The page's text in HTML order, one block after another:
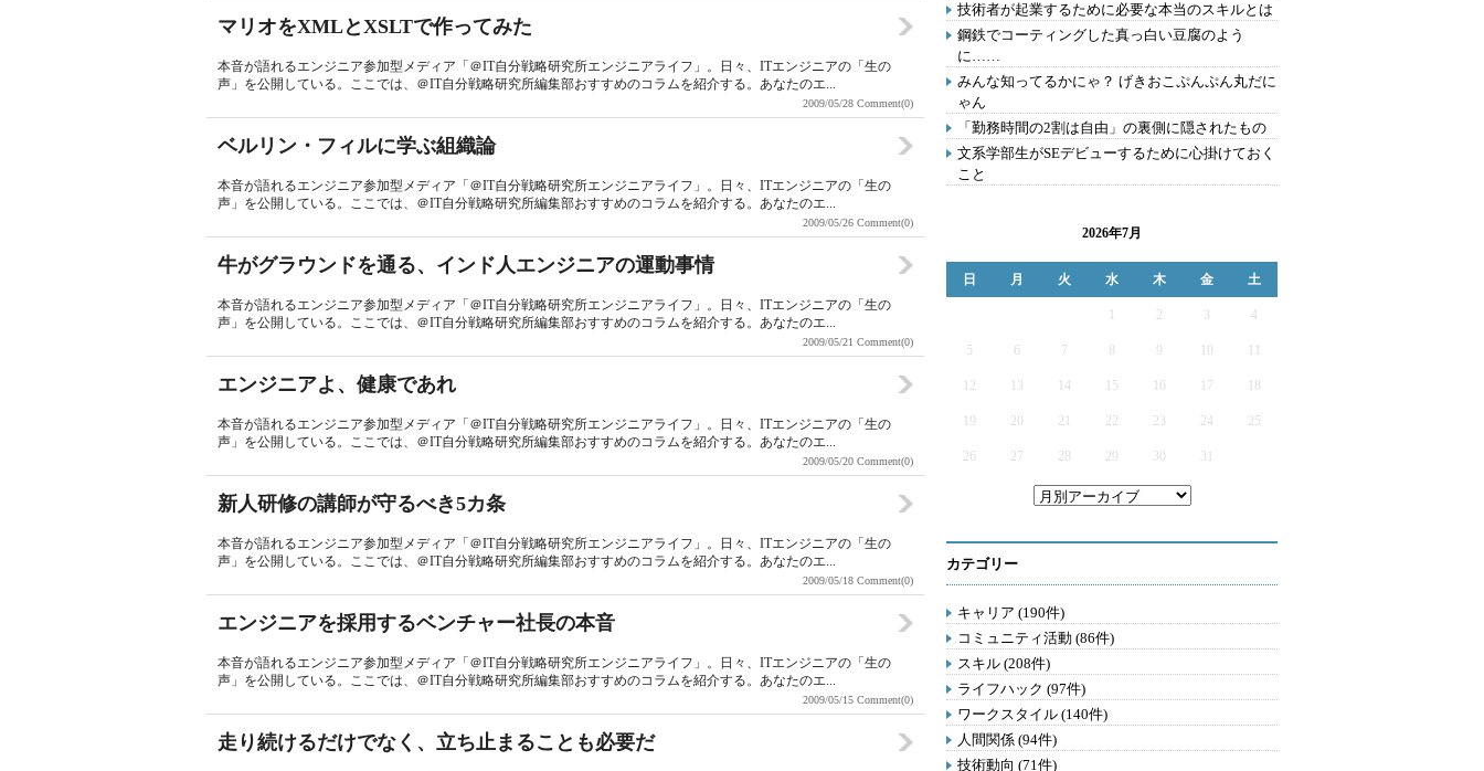
マリオをXMLとXSLTで作ってみた
本音が語れるエンジニア参加型メディア「＠IT自分戦略研究所エンジニアライフ」。日々、ITエンジニアの「生の
声」を公開している。ここでは、＠IT自分戦略研究所編集部おすすめのコラムを紹介する。あなたのエ...
2009/05/28 Comment(0)
ベルリン・フィルに学ぶ組織論
本音が語れるエンジニア参加型メディア「＠IT自分戦略研究所エンジニアライフ」。日々、ITエンジニアの「生の
声」を公開している。ここでは、＠IT自分戦略研究所編集部おすすめのコラムを紹介する。あなたのエ...
2009/05/26 Comment(0)
牛がグラウンドを通る、インド人エンジニアの運動事情
本音が語れるエンジニア参加型メディア「＠IT自分戦略研究所エンジニアライフ」。日々、ITエンジニアの「生の
声」を公開している。ここでは、＠IT自分戦略研究所編集部おすすめのコラムを紹介する。あなたのエ...
2009/05/21 Comment(0)
エンジニアよ、健康であれ
本音が語れるエンジニア参加型メディア「＠IT自分戦略研究所エンジニアライフ」。日々、ITエンジニアの「生の
声」を公開している。ここでは、＠IT自分戦略研究所編集部おすすめのコラムを紹介する。あなたのエ...
2009/05/20 Comment(0)
新人研修の講師が守るべき5カ条
本音が語れるエンジニア参加型メディア「＠IT自分戦略研究所エンジニアライフ」。日々、ITエンジニアの「生の
声」を公開している。ここでは、＠IT自分戦略研究所編集部おすすめのコラムを紹介する。あなたのエ...
2009/05/18 Comment(0)
エンジニアを採用するベンチャー社長の本音
本音が語れるエンジニア参加型メディア「＠IT自分戦略研究所エンジニアライフ」。日々、ITエンジニアの「生の
声」を公開している。ここでは、＠IT自分戦略研究所編集部おすすめのコラムを紹介する。あなたのエ...
2009/05/15 Comment(0)
走り続けるだけでなく、立ち止まることも必要だ
技術者が起業するために必要な本当のスキルとは
鋼鉄でコーティングした真っ白い豆腐のよう
に……
みんな知ってるかにゃ？ げきおこぷんぷん丸だに
ゃん
「勤務時間の2割は自由」の裏側に隠されたもの
文系学部生がSEデビューするために心掛けておく
こと
2026年7月
日 月 火 水 木 金 土
2 3 4
5 6 7 9
12 13 14 15 16 17
19 20 21 22 23 24 25
26 27 28 29 30 31
カテゴリー
キャリア (190件)
コミュニティ活動 (86件)
スキル (208件)
ライフハック (97件)
ワークスタイル (140件)
人間関係 (94件)
技術動向 (71件)